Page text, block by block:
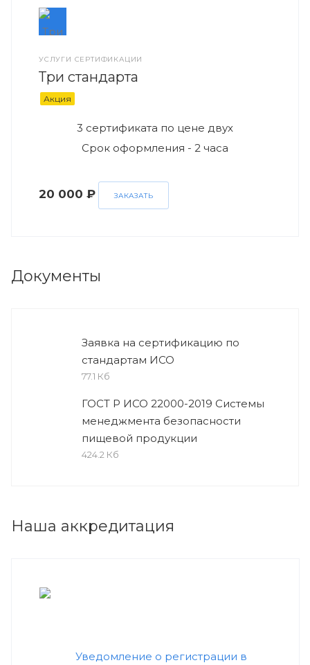
УСЛУГИ СЕРТИФИКАЦИИ
Три стандарта
Акция
3 сертификата по цене двух
Срок оформления - 2 часа
20 000 ₽ ЗАКАЗАТЬ
Документы
Заявка на сертификацию по
стандартам ИСО
77.1 Кб
ГОСТ Р ИСО 22000-2019 Системы
менеджмента безопасности
пищевой продукции
424.2 Кб
Наша аккредитация